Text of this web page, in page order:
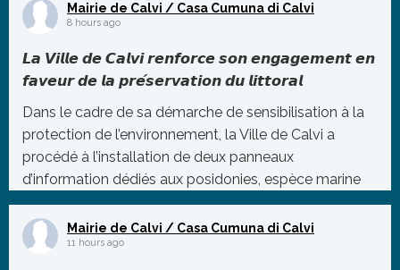
Mairie de Calvi / Casa Cumuna di Calvi
8 hours ago
𝙇𝙖 𝙑𝙞𝙡𝙡𝙚 𝙙𝙚 𝘾𝙖𝙡𝙫𝙞 𝙧𝙚𝙣𝙛𝙤𝙧𝙘𝙚 𝙨𝙤𝙣 𝙚𝙣𝙜𝙖𝙜𝙚𝙢𝙚𝙣𝙩 𝙚𝙣
𝙛𝙖𝙫𝙚𝙪𝙧 𝙙𝙚 𝙡𝙖 𝙥𝙧𝙚́𝙨𝙚𝙧𝙫𝙖𝙩𝙞𝙤𝙣 𝙙𝙪 𝙡𝙞𝙩𝙩𝙤𝙧𝙖𝙡
Dans le cadre de sa démarche de sensibilisation à la
protection de l’environnement, la Ville de Calvi a
procédé à l’installation de deux panneaux
d’information dédiés aux posidonies, espèce marine
protégée essentielle à l’équilibre de notre éco ...
Photo
Mairie de Calvi / Casa Cumuna di Calvi
11 hours ago